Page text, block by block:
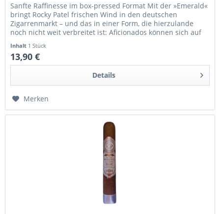
Sanfte Raffinesse im box-pressed Format Mit der »Emerald«
bringt Rocky Patel frischen Wind in den deutschen
Zigarrenmarkt – und das in einer Form, die hierzulande
noch nicht weit verbreitet ist: Aficionados können sich auf
Inhalt 1 Stück
13,90 €
Details
Merken